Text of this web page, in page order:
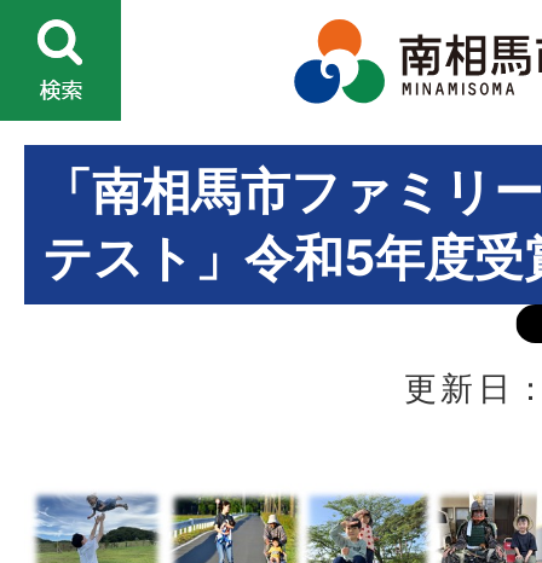
「南相馬市ファミリ
テスト」令和5年度受
更新日